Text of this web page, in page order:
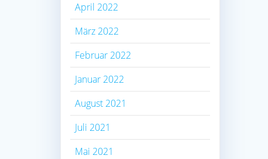
April 2022
März 2022
Februar 2022
Januar 2022
August 2021
Juli 2021
Mai 2021